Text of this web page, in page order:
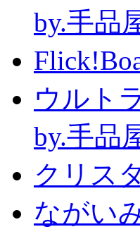
by.手品
ウルト
by.手品
クリス
ながい